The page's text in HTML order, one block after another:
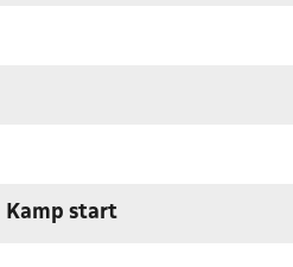
Kamp start